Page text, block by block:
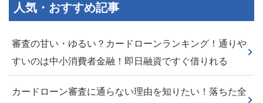
人気・おすすめ記事
審査の甘い・ゆるい？カードローンランキング！通りや
すいのは中小消費者金融！即日融資ですぐ借りれる
カードローン審査に通らない理由を知りたい！落ちた全